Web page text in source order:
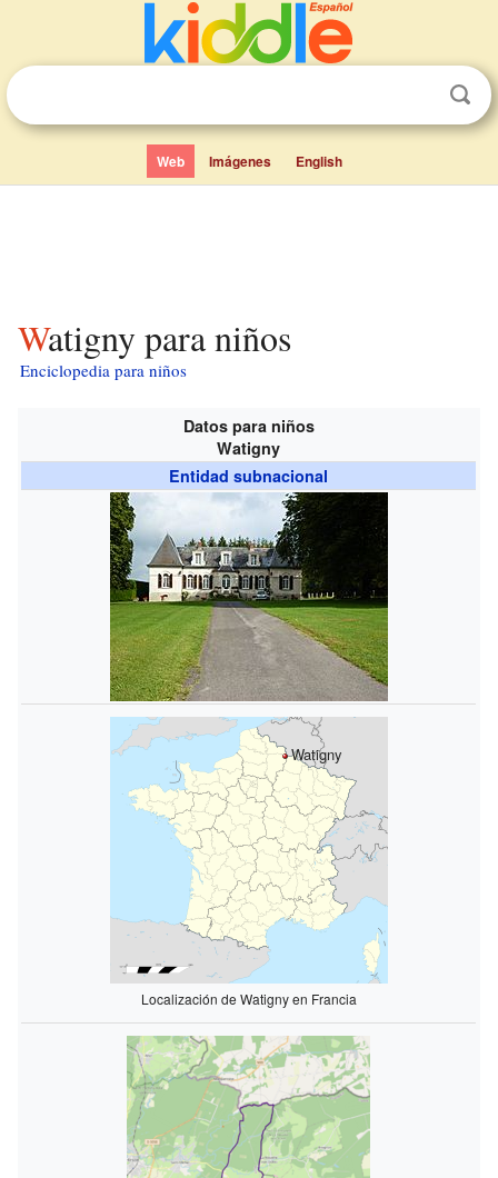
Web Imágenes English
Watigny para niños
Enciclopedia para niños
Datos para niños
Watigny
Entidad subnacional
Watigny
Localización de Watigny en Francia